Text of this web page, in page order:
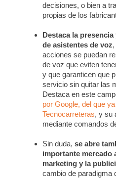
decisiones, o bien a
propias de los
Destaca la
de asistentes de voz
acciones se puedan
de voz que eviten
y que garanticen que
servicio sin quitar las
Destaca en este
por Google, del que
Tecnocarreteras, y su
mediante comandos
Sin duda,se abre
importante mercado
marketing y la
cambio de paradigma